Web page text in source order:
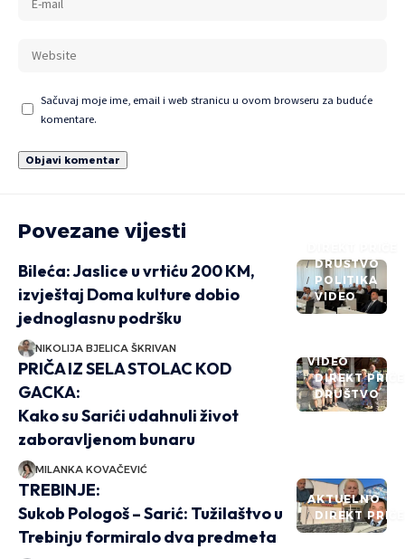
Sačuvaj moje ime, email i web stranicu u ovom browseru za buduće
komentare.
Povezane vijesti
DRUŠTVO
POLITIKA
VIDEO
Bileća: Jaslice u vrtiću 200 KM,
izvještaj Doma kulture dobio
jednoglasnu podršku
NIKOLIJA BJELICA ŠKRIVAN
VIDEO
DIREKT PRIČE
DRUŠTVO
PRIČA IZ SELA STOLAC KOD
GACKA:
Kako su Sarići udahnuli život
zaboravljenom bunaru
MILANKA KOVAČEVIĆ
AKTUELNO
DIREKT PRIČE
TREBINJE:
Sukob Pologoš – Sarić: Tužilaštvo u
Trebinju formiralo dva predmeta